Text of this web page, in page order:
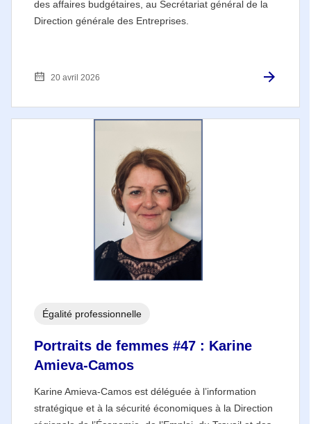
des affaires budgétaires, au Secrétariat général de la
Direction générale des Entreprises.
20 avril 2026
Portraits de femmes #47 : Karine
Amieva-Camos
Karine Amieva-Camos est déléguée à l’information
stratégique et à la sécurité économiques à la Direction
Égalité professionnelle